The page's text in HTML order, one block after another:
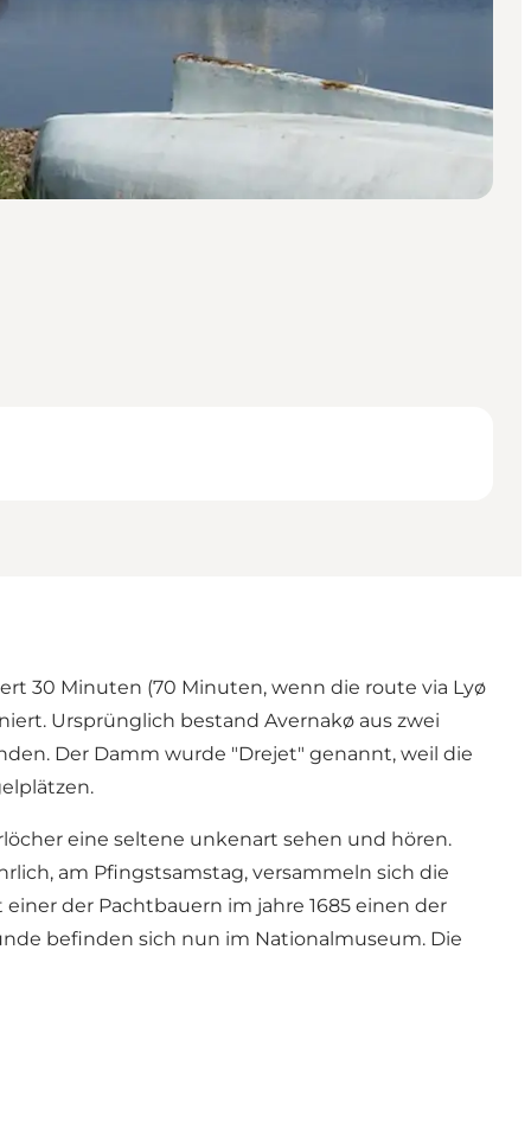
30 Minuten (70 Minuten, wenn die route via Lyø
Ursprünglich bestand Avernakø aus zwei
Der Damm wurde "Drejet" genannt, weil die
eine seltene unkenart sehen und hören.
am Pfingstsamstag, versammeln sich die
der Pachtbauern im jahre 1685 einen der
befinden sich nun im Nationalmuseum. Die